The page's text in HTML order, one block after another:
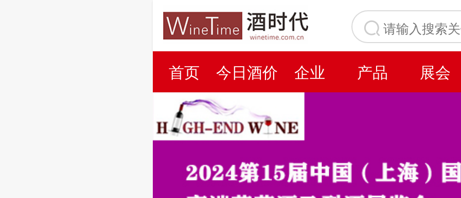
首页 今日酒价 企业 产品
展会
百科